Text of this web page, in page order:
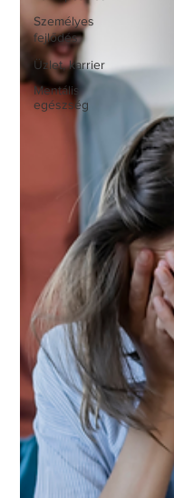
Személyes
fejlődés
Üzlet, karrier
Mentális
egészség